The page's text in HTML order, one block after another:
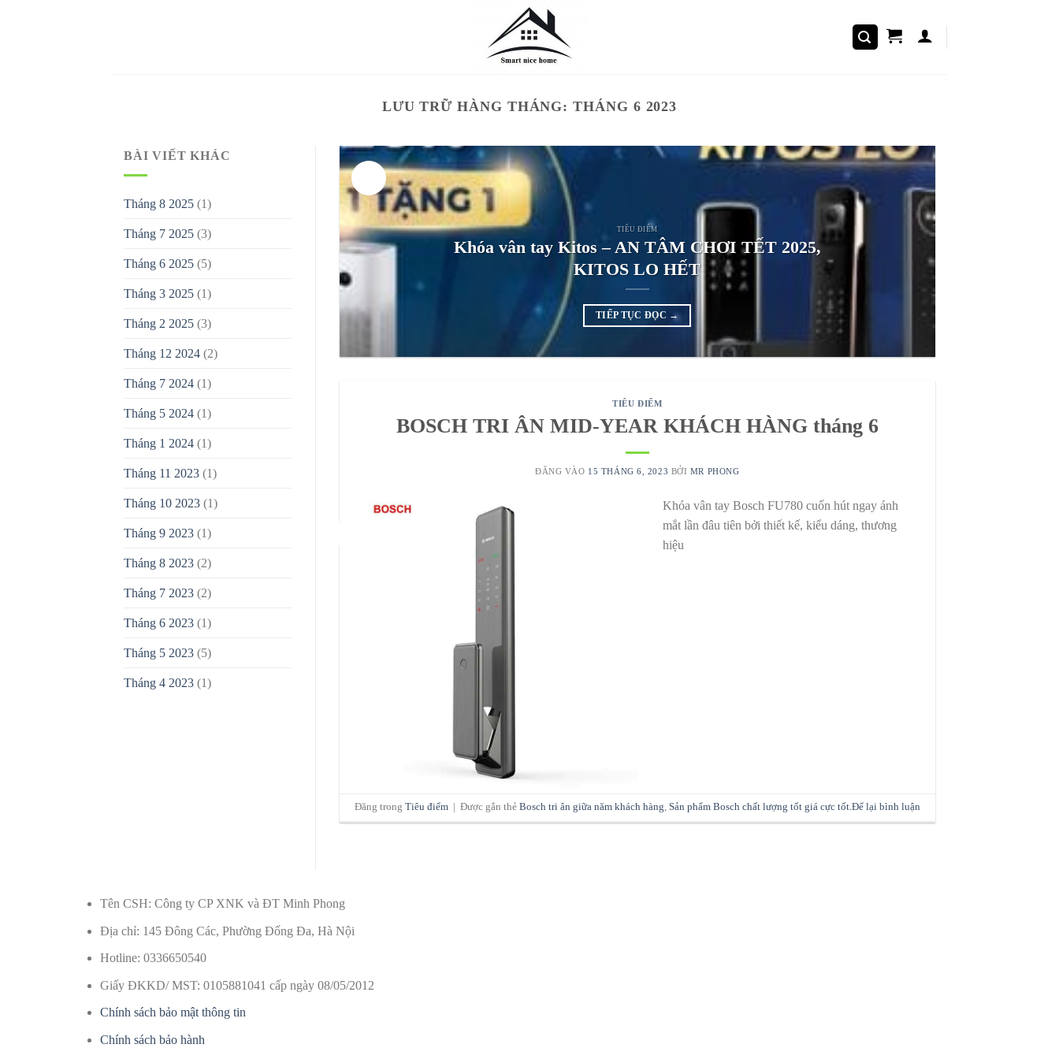
LƯU TRỮ HÀNG THÁNG:THÁNG 6 2023
BÀI VIẾT KHÁC
Tháng 8 2025 (1)
Tháng 7 2025 (3)
Tháng 6 2025 (5)
Tháng 3 2025 (1)
Tháng 2 2025 (3)
Tháng 12 2024 (2)
Tháng 7 2024 (1)
Tháng 5 2024 (1)
Tháng 1 2024 (1)
Tháng 11 2023 (1)
Tháng 10 2023 (1)
Tháng 9 2023 (1)
Tháng 8 2023 (2)
Tháng 7 2023 (2)
Tháng 6 2023 (1)
Tháng 5 2023 (5)
Tháng 4 2023 (1)
TIÊU ĐIỂM
Khóa vân tay Kitos – AN TÂM CHƠI TẾT 2025,
KITOS LO HẾT
TIẾP TỤC ĐỌC →
TIÊU ĐIỂM
BOSCH TRI ÂN MID-YEAR KHÁCH HÀNG tháng 6
ĐĂNG VÀO 15 THÁNG 6, 2023 BỞI MR PHONG
Khóa vân tay Bosch FU780 cuốn hút ngay ánh
mắt lần đâu tiên bởi thiết kế, kiểu dáng, thương
hiệu
Đăng trong Tiêu điểm Được gắn thẻ Bosch tri ân giữa năm khách hàng, Sản phẩm Bosch chất lượng tốt giá cực tốt.Để lại bình luận
Tên CSH: Công ty CP XNK và ĐT Minh Phong
Địa chỉ: 145 Đông Các, Phường Đống Đa, Hà Nội
Hotline: 0336650540
Giấy ĐKKD/ MST: 0105881041 cấp ngày 08/05/2012
Chính sách bảo mật thông tin
Chính sách bảo hành